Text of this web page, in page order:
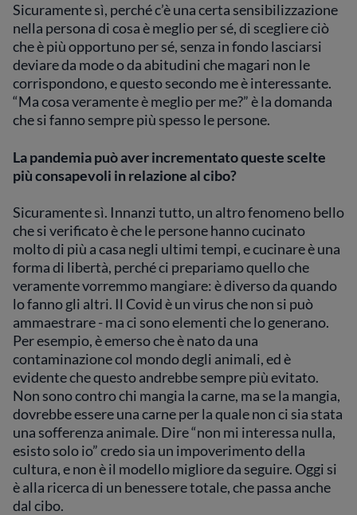
Sicuramente sì, perché c’è una certa sensibilizzazione
nella persona di cosa è meglio per sé, di scegliere ciò
che è più opportuno per sé, senza in fondo lasciarsi
deviare da mode o da abitudini che magari non le
corrispondono, e questo secondo me è interessante.
“Ma cosa veramente è meglio per me?” è la domanda
che si fanno sempre più spesso le persone.
La pandemia può aver incrementato queste scelte
più consapevoli in relazione al cibo?
Sicuramente sì. Innanzi tutto, un altro fenomeno bello
che si verificato è che le persone hanno cucinato
molto di più a casa negli ultimi tempi, e cucinare è una
forma di libertà, perché ci prepariamo quello che
veramente vorremmo mangiare: è diverso da quando
lo fanno gli altri. Il Covid è un virus che non si può
ammaestrare - ma ci sono elementi che lo generano.
Per esempio, è emerso che è nato da una
contaminazione col mondo degli animali, ed è
evidente che questo andrebbe sempre più evitato.
Non sono contro chi mangia la carne, ma se la mangia,
dovrebbe essere una carne per la quale non ci sia stata
una sofferenza animale. Dire “non mi interessa nulla,
esisto solo io” credo sia un impoverimento della
cultura, e non è il modello migliore da seguire. Oggi si
è alla ricerca di un benessere totale, che passa anche
dal cibo.